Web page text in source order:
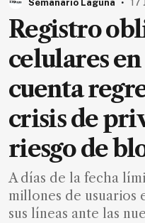
Educación
Salud
Política
Economía
Entretenimiento
Negocios
Estate
Gente
Semanario Laguna 17
Registro
celulares
cuenta
crisis de
riesgo de
A días de la fecha
millones de usuarios
sus líneas ante las